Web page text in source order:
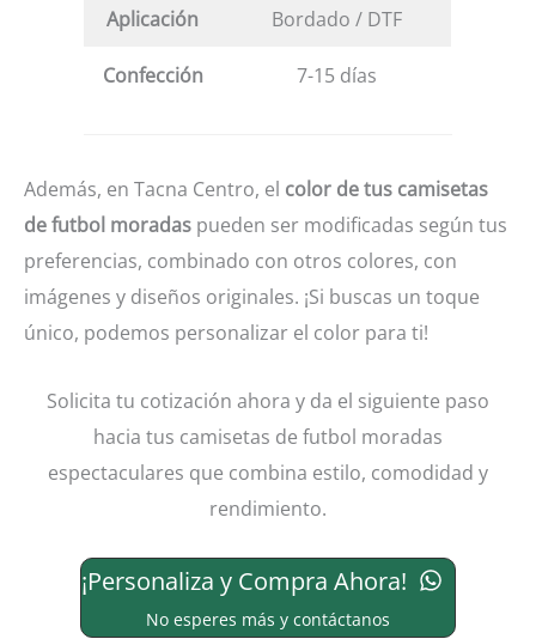
Aplicación Bordado / DTF
Confección 7-15 días
Además, en Tacna Centro, el color de tus camisetas
de futbol moradas pueden ser modificadas según tus
preferencias, combinado con otros colores, con
imágenes y diseños originales. ¡Si buscas un toque
único, podemos personalizar el color para ti!
Solicita tu cotización ahora y da el siguiente paso
hacia tus camisetas de futbol moradas
espectaculares que combina estilo, comodidad y
rendimiento.
¡Personaliza y Compra Ahora!
No esperes más y contáctanos